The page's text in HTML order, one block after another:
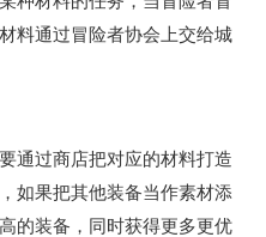
料通过冒险者协会上交给城
通过商店把对应的材料打造
如果把其他装备当作素材添
的装备，同时获得更多更优